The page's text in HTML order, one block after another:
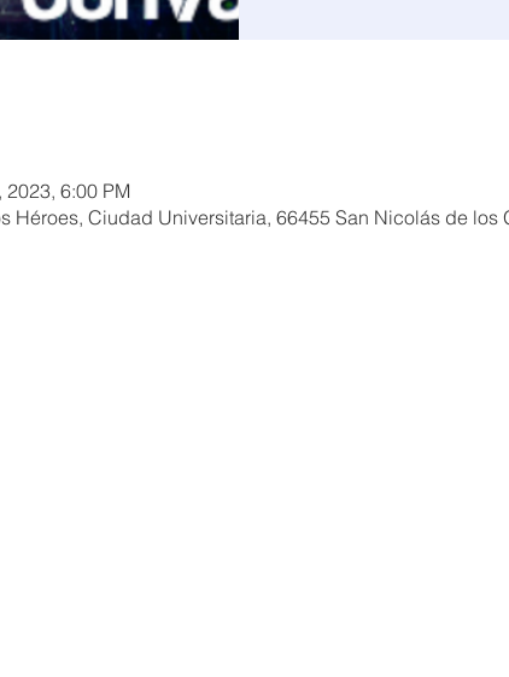
6:00 PM
Héroes, Ciudad Universitaria, 66455 San Nicolás de los